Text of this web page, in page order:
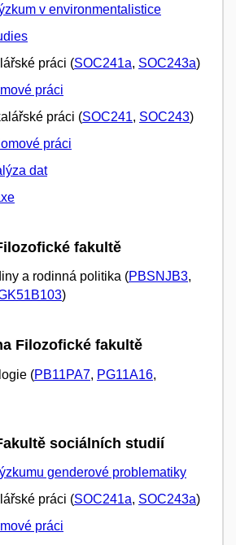
v environmentalistice
práci (SOC241a, SOC243a)
práci
práci (SOC241, SOC243)
práci
dat
fakultě
a rodinná politika (PBSNJB3,
)
Filozofické fakultě
(PB11PA7, PG11A16,
sociálních studií
genderové problematiky
práci (SOC241a, SOC243a)
práci